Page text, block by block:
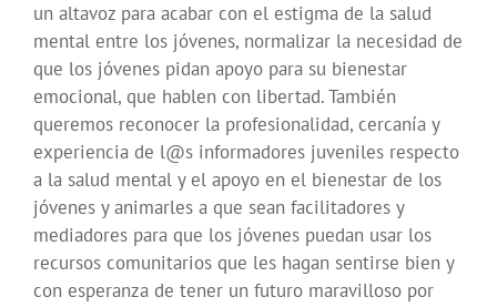
un altavoz para acabar con el estigma de la salud
mental entre los jóvenes, normalizar la necesidad de
que los jóvenes pidan apoyo para su bienestar
emocional, que hablen con libertad. También
queremos reconocer la profesionalidad, cercanía y
experiencia de l@s informadores juveniles respecto
a la salud mental y el apoyo en el bienestar de los
jóvenes y animarles a que sean facilitadores y
mediadores para que los jóvenes puedan usar los
recursos comunitarios que les hagan sentirse bien y
con esperanza de tener un futuro maravilloso por